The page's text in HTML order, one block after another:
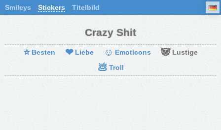
Smileys Stickers Titelbild
Crazy Shit
⭐ Besten ❤ Liebe ☺ Emoticons 🐼 Lustige
💩 Troll